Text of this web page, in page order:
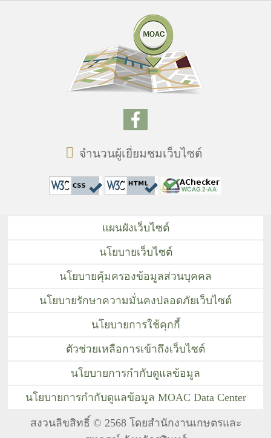
จำนวนผู้เยี่ยมชมเว็บไซต์
สงวนลิขสิทธิ์ © 2568 โดยสำนักงานเกษตรและ
แผนผังเว็บไซต์
นโยบายเว็บไซต์
นโยบายคุ้มครองข้อมูลส่วนบุคคล
นโยบายรักษาความมั่นคงปลอดภัยเว็บไซต์
นโยบายการใช้คุกกี้
ตัวช่วยเหลือการเข้าถึงเว็บไซต์
นโยบายการกำกับดูแลข้อมูล
นโยบายการกำกับดูแลข้อมูล MOAC Data Center